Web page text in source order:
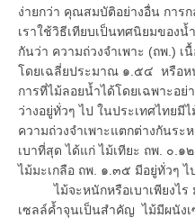
ง่ายกว่า คุณสมบัติอย่างอื่น การ
เราใช้วิธีเทียบเป็นทศนิยมของ
กันว่า ความถ่วงจำเพาะ (ถพ.) เ
โดยเฉลี่ยประมาณ ๑.๕๔ หรือห
การที่ไม้ลอยน้ำได้โดยเฉพาะอย่
ว่างอยู่ทั่วๆ ไป ในประเทศไทย
ความถ่วงจำเพาะแตกต่างกันร
เบาที่สุด ได้แก่ ไม้เทียะ ถพ. ๐.
ไม้มะเกลือ ถพ. ๑.๓๕ มีอยู่ทั่วๆ ไ
ไม้จะหนักหรือเบาเพียงไร
เซลล์ค้ำจุนเป็นสำคัญ ไม้มีผนัง